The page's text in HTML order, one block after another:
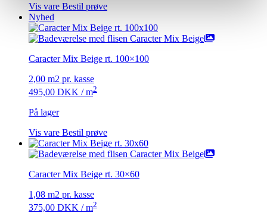
Vis vare Bestil prøve
Nyhed
Caracter Mix Beige rt. 100×100
2,00 m2 pr. kasse
495,00 DKK / m2
På lager
Vis vare Bestil prøve
Caracter Mix Beige rt. 30×60
1,08 m2 pr. kasse
375,00 DKK / m2